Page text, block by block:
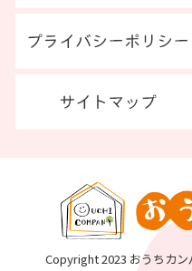
Copyright 2023 おうちカ